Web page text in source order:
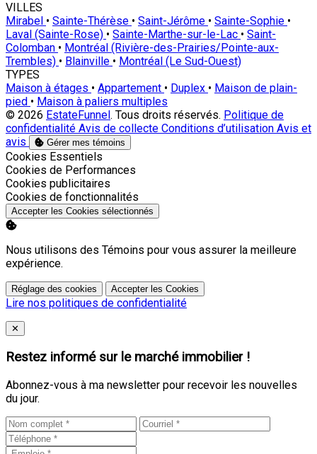
VILLES
Mirabel • Sainte-Thérèse • Saint-Jérôme • Sainte-Sophie •
Laval (Sainte-Rose) • Sainte-Marthe-sur-le-Lac • Saint-
Colomban • Montréal (Rivière-des-Prairies/Pointe-aux-
Trembles) • Blainville • Montréal (Le Sud-Ouest)
TYPES
Maison à étages • Appartement • Duplex • Maison de plain-
pied • Maison à paliers multiples
© 2026 EstateFunnel. Tous droits réservés. Politique de
confidentialité Avis de collecte Conditions d’utilisation Avis et
avis
Gérer mes témoins
Activer
Cookies Essentiels
Activer
Cookies de Performances
Activer
Cookies publicitaires
Activer
Cookies de fonctionnalités
Accepter les Cookies sélectionnés
Nous utilisons des Témoins pour vous assurer la meilleure
expérience.
Réglage des cookies Accepter les Cookies
Lire nos politiques de confidentialité
Close
✕
Restez informé sur le marché immobilier !
Abonnez-vous à ma newsletter pour recevoir les nouvelles
du jour.